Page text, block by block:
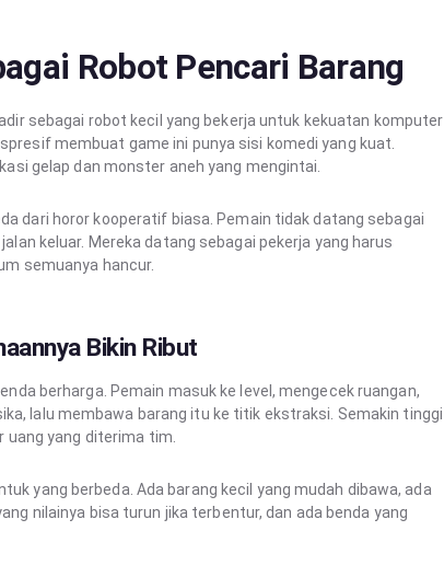
Robot Pencari Barang
sebagai robot kecil yang bekerja untuk kekuatan komputer
membuat game ini punya sisi komedi yang kuat.
gelap dan monster aneh yang mengintai.
dari horor kooperatif biasa. Pemain tidak datang sebagai
keluar. Mereka datang sebagai pekerja yang harus
semuanya hancur.
Bikin Ribut
berharga. Pemain masuk ke level, mengecek ruangan,
lalu membawa barang itu ke titik ekstraksi. Semakin tinggi
uang yang diterima tim.
yang berbeda. Ada barang kecil yang mudah dibawa, ada
nilainya bisa turun jika terbentur, dan ada benda yang